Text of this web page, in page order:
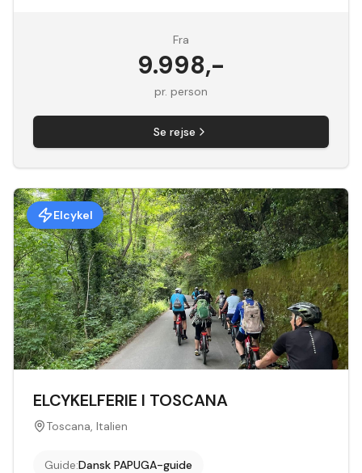
Fra
9.998,-
pr. person
Se rejse
Elcykel
ELCYKELFERIE I TOSCANA
Toscana, Italien
Guide:Dansk PAPUGA-guide